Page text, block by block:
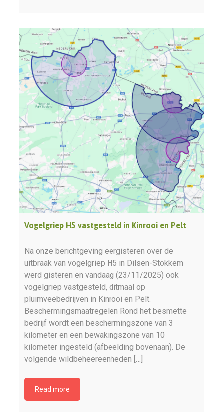
Vogelgriep H5 vastgesteld in Kinrooi en Pelt
Na onze berichtgeving eergisteren over de
uitbraak van vogelgriep H5 in Dilsen-Stokkem
werd gisteren en vandaag (23/11/2025) ook
vogelgriep vastgesteld, ditmaal op
pluimveebedrijven in Kinrooi en Pelt.
Beschermingsmaatregelen Rond het besmette
bedrijf wordt een beschermingszone van 3
kilometer en een bewakingszone van 10
kilometer ingesteld (afbeelding bovenaan). De
volgende wildbeheereenheden […]
Read more